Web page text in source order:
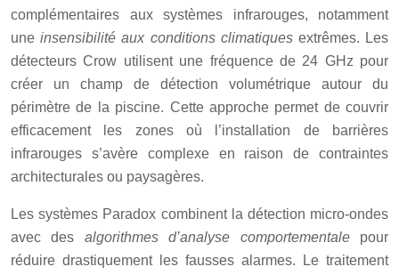
complémentaires aux systèmes infrarouges, notamment
uneinsensibilité aux conditions climatiques extrêmes. Les
détecteurs Crow utilisent une fréquence de 24 GHz pour
créer un champ de détection volumétrique autour du
périmètre de la piscine. Cette approche permet de couvrir
efficacement les zones où l’installation de barrières
infrarouges s’avère complexe en raison de contraintes
architecturales ou paysagères.
Les systèmes Paradox combinent la détection micro-ondes
avec des algorithmes d’analyse comportementale pour
réduire drastiquement les fausses alarmes. Le traitement